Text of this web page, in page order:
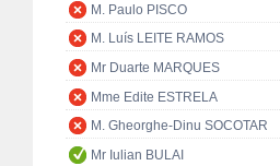
M. Paulo PISCO
M. Luís LEITE RAMOS
Mr Duarte MARQUES
Mme Edite ESTRELA
M. Gheorghe-Dinu SOCOTAR
Mr Iulian BULAI